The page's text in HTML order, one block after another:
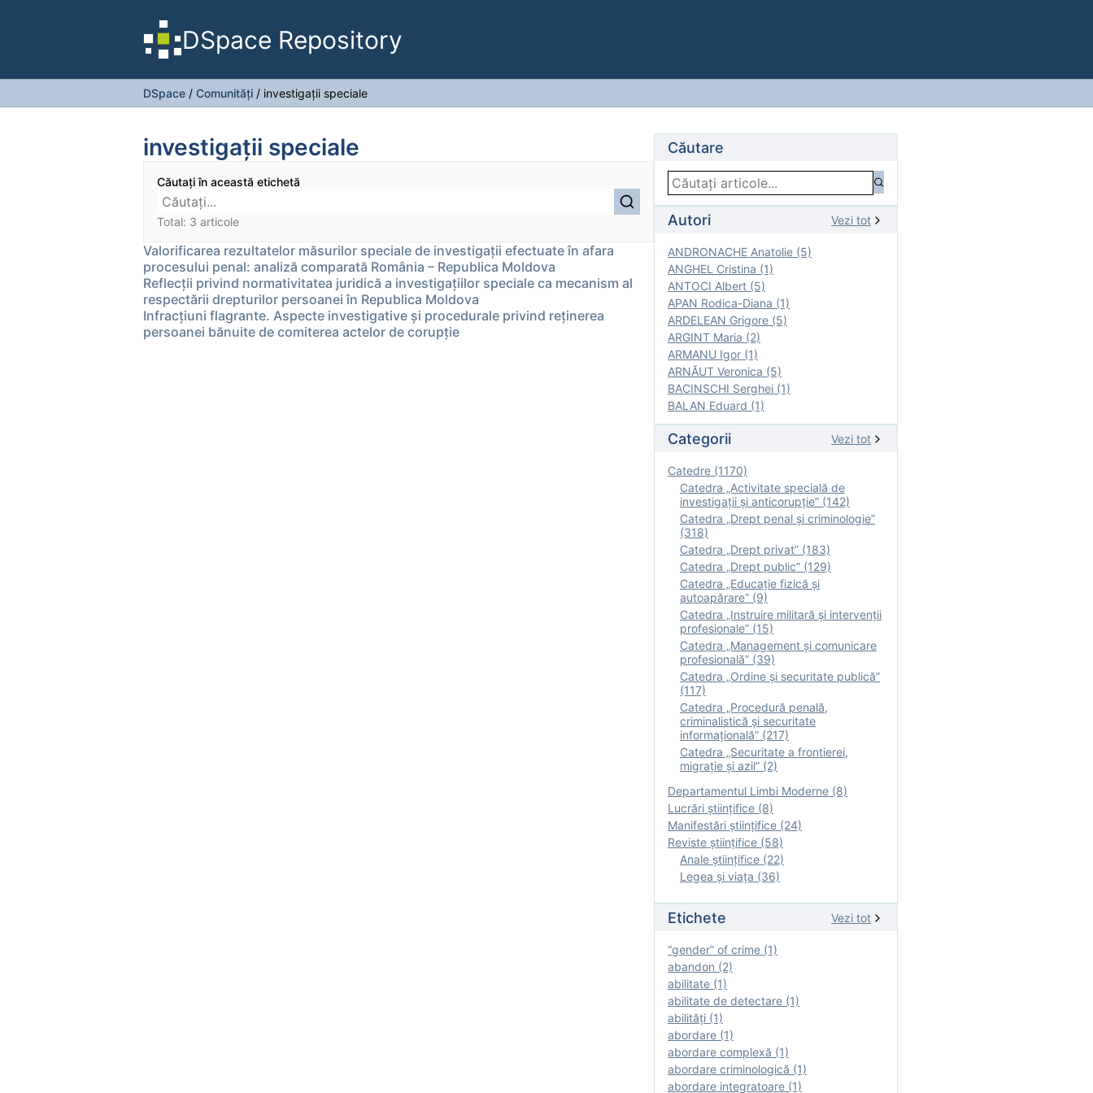
DSpace Repository
DSpace / Comunități / investigaţii speciale
investigaţii speciale
Căutați în această etichetă
Total: 3 articole
Valorificarea rezultatelor măsurilor speciale de investigații efectuate în afara
procesului penal: analiză comparată România – Republica Moldova
Reflecții privind normativitatea juridică a investigațiilor speciale ca mecanism al
respectării drepturilor persoanei în Republica Moldova
Infracţiuni flagrante. Aspecte investigative şi procedurale privind reţinerea
persoanei bănuite de comiterea actelor de corupţie
Căutare
Autori Vezi tot
ANDRONACHE Anatolie (5)
ANGHEL Cristina (1)
ANTOCI Albert (5)
APAN Rodica-Diana (1)
ARDELEAN Grigore (5)
ARGINT Maria (2)
ARMANU Igor (1)
ARNĂUT Veronica (5)
BACINSCHI Serghei (1)
BALAN Eduard (1)
Categorii Vezi tot
Catedre (1170)
Catedra „Activitate specială de
investigaţii şi anticorupție” (142)
Catedra „Drept penal și criminologie”
(318)
Catedra „Drept privat” (183)
Catedra „Drept public” (129)
Catedra „Educație fizică şi
autoapărare” (9)
Catedra „Instruire militară şi intervenţii
profesionale” (15)
Catedra „Management și comunicare
profesională” (39)
Catedra „Ordine și securitate publică”
(117)
Catedra „Procedură penală,
criminalistică și securitate
informațională” (217)
Catedra „Securitate a frontierei,
migrație și azil” (2)
Departamentul Limbi Moderne (8)
Lucrări științifice (8)
Manifestări ştiinţifice (24)
Reviste ştiinţifice (58)
Anale ştiinţifice (22)
Legea şi viaţa (36)
Etichete Vezi tot
“gender” of crime (1)
abandon (2)
abilitate (1)
abilitate de detectare (1)
abilităţi (1)
abordare (1)
abordare complexă (1)
abordare criminologică (1)
abordare integratoare (1)